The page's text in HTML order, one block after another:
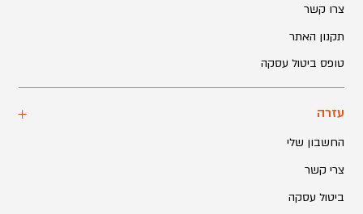
צרו קשר
תקנון האתר
טופס ביטול עסקה
עזרה
החשבון שלי
צרי קשר
ביטול עסקה